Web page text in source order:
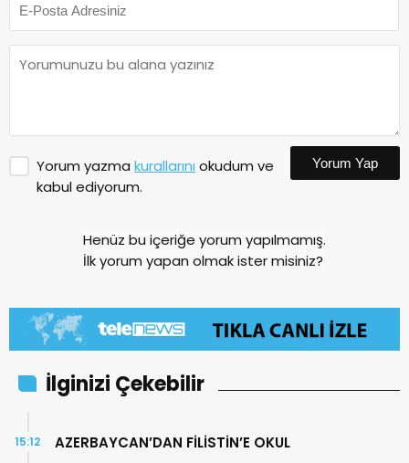
Yorum yazma kurallarını okudum ve
kabul ediyorum.
Yorum Yap
Henüz bu içeriğe yorum yapılmamış.
İlk yorum yapan olmak ister misiniz?
İlginizi Çekebilir
AZERBAYCAN’DAN FİLİSTİN’E OKUL
15:12